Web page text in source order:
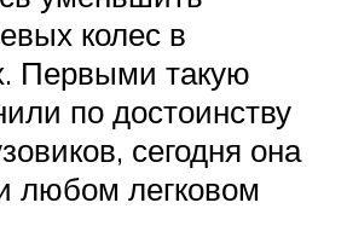
колес в
Первыми такую
по достоинству
сегодня она
любом легковом